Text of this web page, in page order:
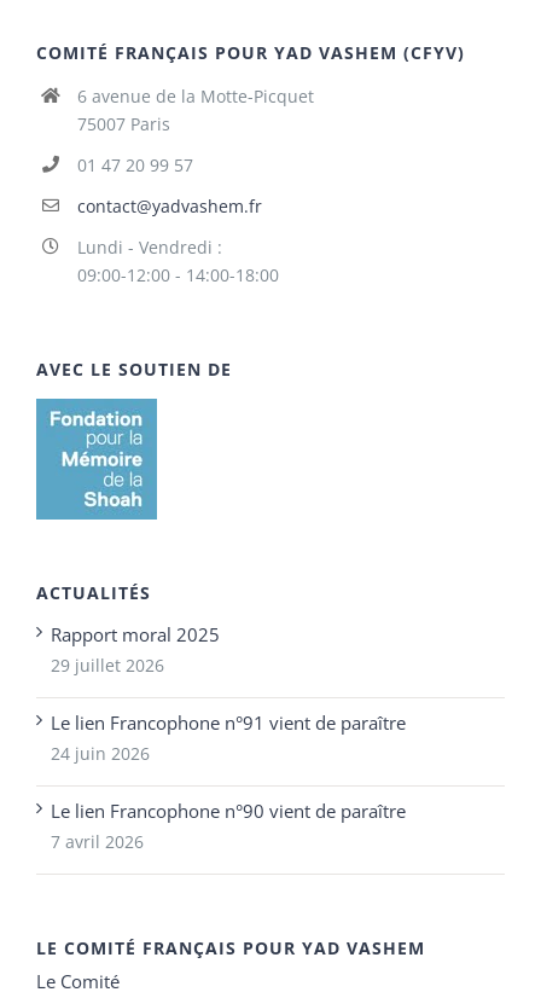
COMITÉ FRANÇAIS POUR YAD VASHEM (CFYV)
6 avenue de la Motte-Picquet
75007 Paris
01 47 20 99 57
contact@yadvashem.fr
Lundi - Vendredi :
09:00-12:00 - 14:00-18:00
AVEC LE SOUTIEN DE
ACTUALITÉS
Rapport moral 2025
29 juillet 2026
Le lien Francophone n°91 vient de paraître
24 juin 2026
Le lien Francophone n°90 vient de paraître
7 avril 2026
LE COMITÉ FRANÇAIS POUR YAD VASHEM
Le Comité